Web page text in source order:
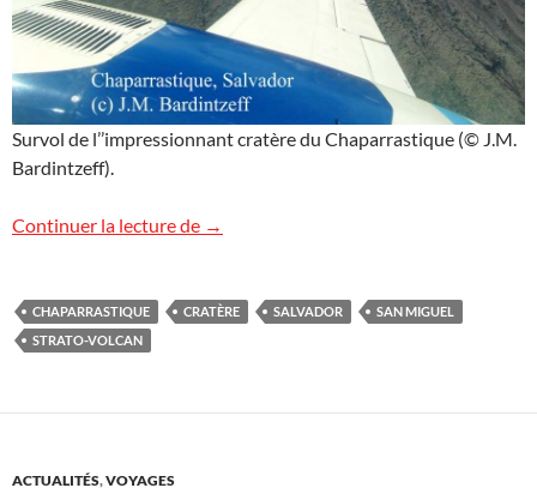
Survol de l’’impressionnant cratère du Chaparrastique (© J.M.
Bardintzeff).
Continuer la lecture de Chaparrastique, Salvador
→
CHAPARRASTIQUE CRATÈRE SALVADOR
SAN MIGUEL
STRATO-VOLCAN
ACTUALITÉS,VOYAGES